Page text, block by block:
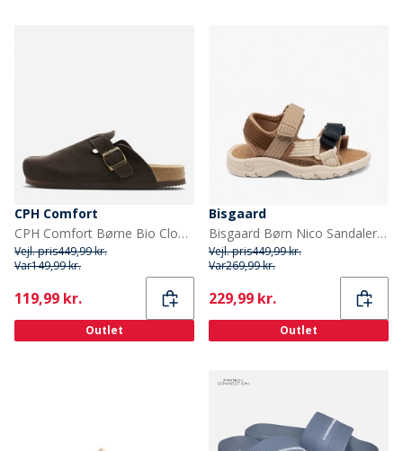
CPH Comfort
CPH Comfort Børne Bio Clogs Ruskind Sandaler Dark Brown
Vejl. pris449,99 kr.
Var149,99 kr.
Current
119,99 kr.
Outlet
Bisgaard
Bisgaard Børn Nico Sandaler Natur
Vejl. pris449,99 kr.
Var269,99 kr.
Current
229,99 kr.
Outlet